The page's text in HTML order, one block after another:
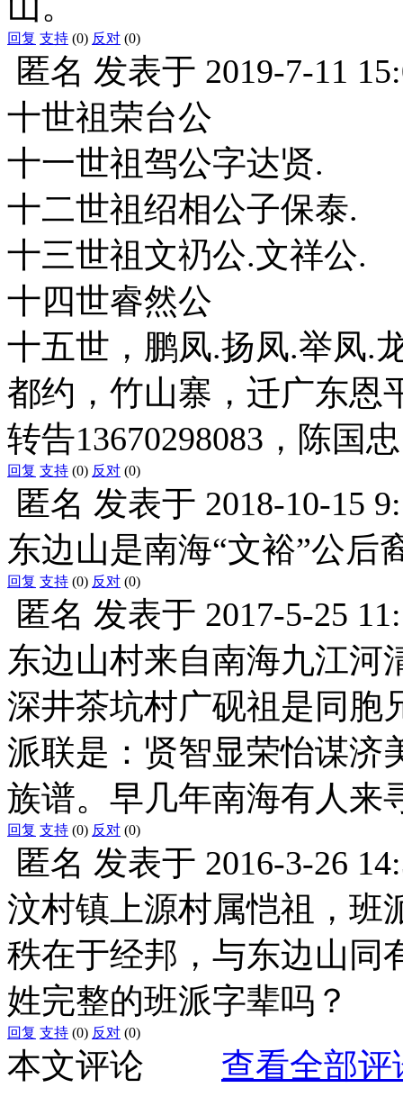
回复 支持 (0) 反对 (0)
匿名 发表于 2019-7-11
十世祖荣台公
十一世祖驾公字达贤.
十二世祖绍相公子保泰.
十三世祖文礽公.文祥公.
十四世睿然公
十五世，鹏凤.扬凤.举凤.
都约，竹山寨，迁广东恩
转告13670298083，陈国
回复 支持 (0) 反对 (0)
匿名 发表于 2018-10-15
东边山是南海“文裕”公后
回复 支持 (0) 反对 (0)
匿名 发表于 2017-5-25
东边山村来自南海九江河
深井茶坑村广砚祖是同胞
派联是：贤智显荣怡谋济
族谱。早几年南海有人来
回复 支持 (0) 反对 (0)
匿名 发表于 2016-3-26
汶村镇上源村属恺祖，班
秩在于经邦，与东边山同
姓完整的班派字辈吗？
回复 支持 (0) 反对 (0)
本文评论 查看全部评